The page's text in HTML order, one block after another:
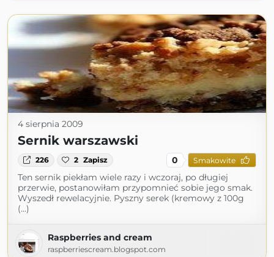
4 sierpnia 2009
Sernik warszawski
226 2 Zapisz 0 Smakowite
Ten sernik piekłam wiele razy i wczoraj, po długiej
przerwie, postanowiłam przypomnieć sobie jego smak.
Wyszedł rewelacyjnie. Pyszny serek (kremowy z 100g
(...)
Raspberries and cream
raspberriescream.blogspot.com